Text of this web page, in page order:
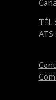
TÉL
ATS